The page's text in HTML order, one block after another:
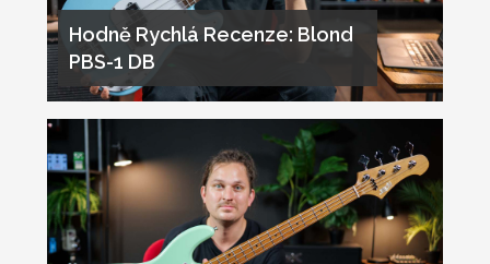
Hodně Rychlá Recenze: Blond
PBS-1 DB